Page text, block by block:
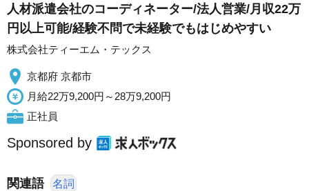
人材派遣会社のコーディネーター/法人営業/月収22万
円以上可能/経験不問で未経験でもはじめやすい
株式会社ティーエム・テックス
京都府 京都市
月給22万9,200円～28万9,200円
正社員
Sponsored by
関連語 名詞